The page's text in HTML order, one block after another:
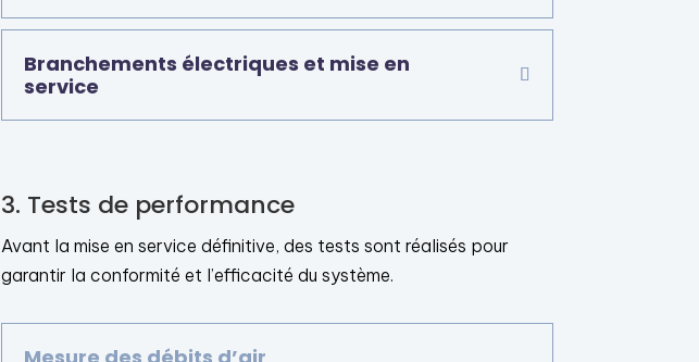
Branchements électriques et mise en
service
3. Tests de performance
Avant la mise en service définitive, des tests sont réalisés pour
garantir la conformité et l’efficacité du système.